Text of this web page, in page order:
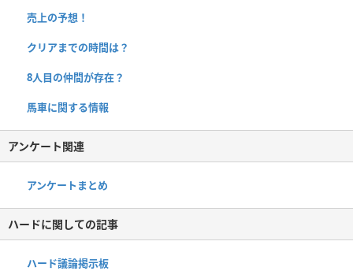
売上の予想！
クリアまでの時間は？
8人目の仲間が存在？
馬車に関する情報
アンケート関連
アンケートまとめ
ハードに関しての記事
ハード議論掲示板